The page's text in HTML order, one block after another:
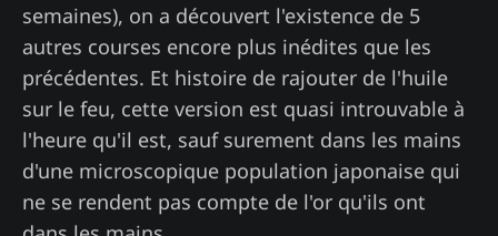
semaines), on a découvert l'existence de 5
autres courses encore plus inédites que les
précédentes. Et histoire de rajouter de l'huile
sur le feu, cette version est quasi introuvable à
l'heure qu'il est, sauf surement dans les mains
d'une microscopique population japonaise qui
ne se rendent pas compte de l'or qu'ils ont